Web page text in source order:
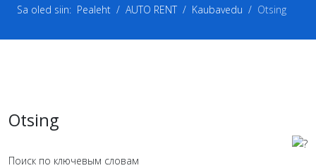
Sa oled siin: Pealeht AUTO RENT Kaubavedu Otsing
Otsing
Поиск по ключевым словам